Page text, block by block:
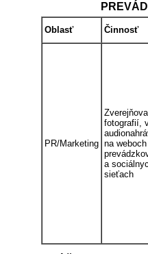
Oblasť Činnosť
PR/Marketing
fotografií,
na weboch
a
sieťach